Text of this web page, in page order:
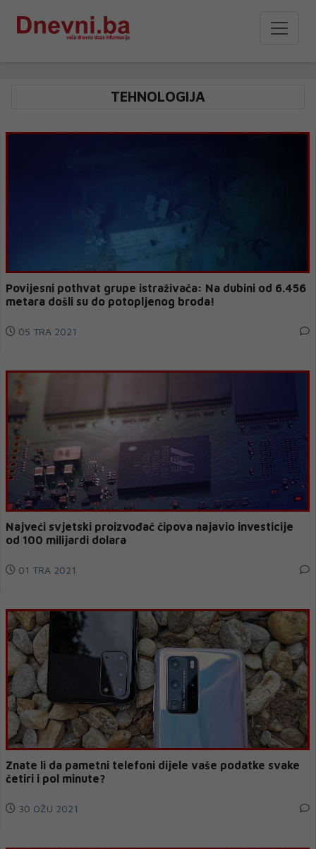
TEHNOLOGIJA
Povijesni pothvat grupe istraživača: Na dubini od 6.456
metara došli su do potopljenog broda!
05 TRA 2021
Najveći svjetski proizvođač čipova najavio investicije
od 100 milijardi dolara
01 TRA 2021
Znate li da pametni telefoni dijele vaše podatke svake
četiri i pol minute?
30 OŽU 2021